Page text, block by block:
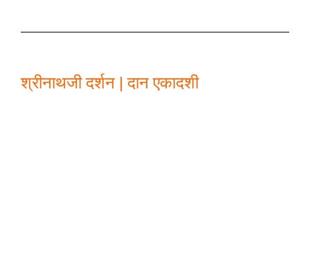
श्रीनाथजी दर्शन | दान एकादशी